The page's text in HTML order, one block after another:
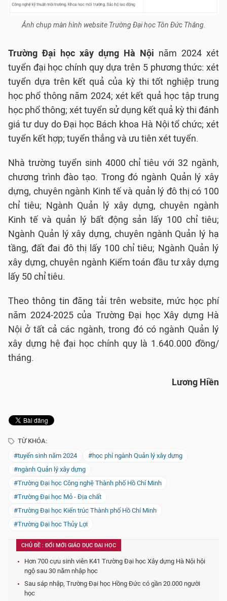
Ảnh chụp màn hình website Trường Đại học Tôn Đức Thắng.
Trường Đại học xây dựng Hà Nội năm 2024 xét
tuyển đại học chính quy dựa trên 5 phương thức: xét
tuyển dựa trên kết quả của kỳ thi tốt nghiệp trung
học phổ thông năm 2024; xét kết quả học tập trung
học phổ thông; xét tuyển sử dụng kết quả kỳ thi đánh
giá tư duy do Đại học Bách khoa Hà Nội tổ chức; xét
tuyển kết hợp; tuyển thẳng và ưu tiên xét tuyển.
Nhà trường tuyển sinh 4000 chỉ tiêu với 32 ngành,
chương trình đào tạo. Trong đó ngành Quản lý xây
dựng, chuyên ngành Kinh tế và quản lý đô thị có 100
chỉ tiêu; Ngành Quản lý xây dựng, chuyên ngành
Kinh tế và quản lý bất động sản lấy 100 chỉ tiêu;
Ngành Quản lý xây dựng, chuyên ngành Quản lý hạ
tầng, đất đai đô thị lấy 100 chỉ tiêu; Ngành Quản lý
xây dựng, chuyên ngành Kiểm toán đầu tư xây dựng
lấy 50 chỉ tiêu.
Theo thông tin đăng tải trên website, mức học phí
năm 2024-2025 của Trường Đại học Xây dựng Hà
Nội ở tất cả các ngành, trong đó có ngành Quản lý
xây dựng hệ đại học chính quy là 1.640.000 đồng/
tháng.
Lương Hiền
TỪ KHÓA:
#tuyển sinh năm 2024
#học phí ngành Quản lý xây dựng
#ngành Quản lý xây dựng
#Trường Đại học Công nghệ Thành phố Hồ Chí Minh
#Trường Đại học Mỏ - Địa chất
#Trường Đại học Kiến trúc Thành phố Hồ Chí Minh
#Trường Đại học Thủy Lợi
CHỦ ĐỀ : ĐỔI MỚI GIÁO DỤC ĐẠI HỌC
Hơn 700 cựu sinh viên K41 Trường Đại học Xây dựng Hà Nội hội
ngộ sau 30 năm nhập học
Sau sáp nhập, Trường Đại học Hồng Đức có gần 20.000 người
học